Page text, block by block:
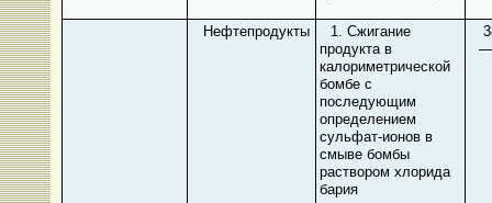
Нефтепродукты
1. Сжигание
продукта в
калориметрической
бомбе с
последующим
определением
сульфат-ионов в
смыве бомбы
раствором хлорида
бария